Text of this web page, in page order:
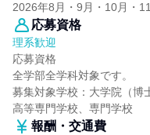
2026年8月・9月・10月・
応募資格
理系歓迎
応募資格
全学部全学科対象です。
募集対象学校：大学院（博
高等専門学校、専門学校
報酬・交通費